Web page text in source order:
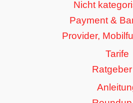
Nicht
Payment &
Provider,
Tarife
Ratgeber